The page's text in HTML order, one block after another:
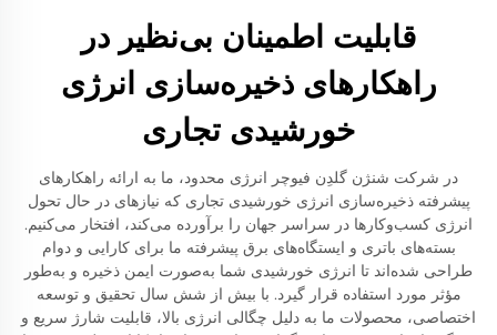
قابلیت اطمینان بی‌نظیر در
راهکارهای ذخیره‌سازی انرژی
خورشیدی تجاری
در شرکت شنژن گلدِن فیوچر انرژی محدود، ما به ارائه راهکارهای
پیشرفته ذخیره‌سازی انرژی خورشیدی تجاری که نیازهای در حال تحول
انرژی کسب‌وکارها در سراسر جهان را برآورده می‌کند، افتخار می‌کنیم.
بسته‌های باتری و ایستگاه‌های برق پیشرفته ما برای کارایی و دوام
طراحی شده‌اند تا انرژی خورشیدی شما به‌صورت ایمن ذخیره و به‌طور
مؤثر مورد استفاده قرار گیرد. با بیش از شش سال تحقیق و توسعه
اختصاصی، محصولات ما به دلیل چگالی انرژی بالا، قابلیت شارژ سریع و